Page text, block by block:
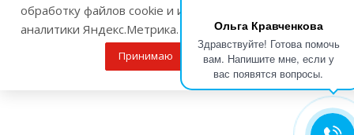
Ольга Кравченкова
Здравствуйте! Готова помочь
вам. Напишите мне, если у
вас появятся вопросы.
обработку файлов cookie и использовании сервисов веб-
аналитики Яндекс.Метрика.
Принимаю Подробнее